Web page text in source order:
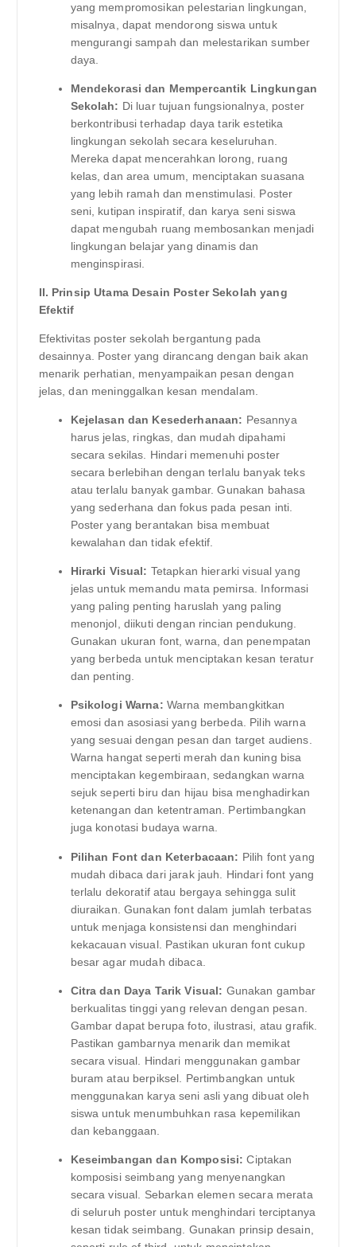
yang mempromosikan pelestarian lingkungan,
misalnya, dapat mendorong siswa untuk
mengurangi sampah dan melestarikan sumber
daya.
Mendekorasi dan Mempercantik Lingkungan
Sekolah: Di luar tujuan fungsionalnya, poster
berkontribusi terhadap daya tarik estetika
lingkungan sekolah secara keseluruhan.
Mereka dapat mencerahkan lorong, ruang
kelas, dan area umum, menciptakan suasana
yang lebih ramah dan menstimulasi. Poster
seni, kutipan inspiratif, dan karya seni siswa
dapat mengubah ruang membosankan menjadi
lingkungan belajar yang dinamis dan
menginspirasi.
II. Prinsip Utama Desain Poster Sekolah yang
Efektif
Efektivitas poster sekolah bergantung pada
desainnya. Poster yang dirancang dengan baik akan
menarik perhatian, menyampaikan pesan dengan
jelas, dan meninggalkan kesan mendalam.
Kejelasan dan Kesederhanaan: Pesannya
harus jelas, ringkas, dan mudah dipahami
secara sekilas. Hindari memenuhi poster
secara berlebihan dengan terlalu banyak teks
atau terlalu banyak gambar. Gunakan bahasa
yang sederhana dan fokus pada pesan inti.
Poster yang berantakan bisa membuat
kewalahan dan tidak efektif.
Hirarki Visual: Tetapkan hierarki visual yang
jelas untuk memandu mata pemirsa. Informasi
yang paling penting haruslah yang paling
menonjol, diikuti dengan rincian pendukung.
Gunakan ukuran font, warna, dan penempatan
yang berbeda untuk menciptakan kesan teratur
dan penting.
Psikologi Warna: Warna membangkitkan
emosi dan asosiasi yang berbeda. Pilih warna
yang sesuai dengan pesan dan target audiens.
Warna hangat seperti merah dan kuning bisa
menciptakan kegembiraan, sedangkan warna
sejuk seperti biru dan hijau bisa menghadirkan
ketenangan dan ketentraman. Pertimbangkan
juga konotasi budaya warna.
Pilihan Font dan Keterbacaan: Pilih font yang
mudah dibaca dari jarak jauh. Hindari font yang
terlalu dekoratif atau bergaya sehingga sulit
diuraikan. Gunakan font dalam jumlah terbatas
untuk menjaga konsistensi dan menghindari
kekacauan visual. Pastikan ukuran font cukup
besar agar mudah dibaca.
Citra dan Daya Tarik Visual: Gunakan gambar
berkualitas tinggi yang relevan dengan pesan.
Gambar dapat berupa foto, ilustrasi, atau grafik.
Pastikan gambarnya menarik dan memikat
secara visual. Hindari menggunakan gambar
buram atau berpiksel. Pertimbangkan untuk
menggunakan karya seni asli yang dibuat oleh
siswa untuk menumbuhkan rasa kepemilikan
dan kebanggaan.
Keseimbangan dan Komposisi: Ciptakan
komposisi seimbang yang menyenangkan
secara visual. Sebarkan elemen secara merata
di seluruh poster untuk menghindari terciptanya
kesan tidak seimbang. Gunakan prinsip desain,